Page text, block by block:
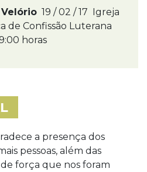
19 / 02 / 17 Igreja
de Confissão Luterana
horas
a presença dos
pessoas, além das
força que nos foram